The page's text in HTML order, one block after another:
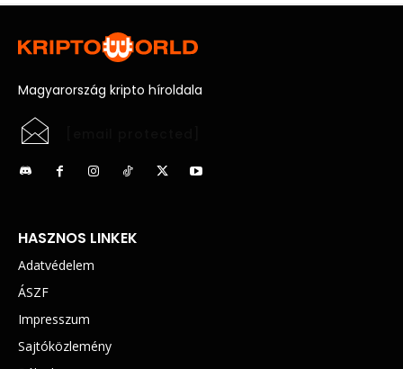
Magyarország kripto híroldala
HASZNOS LINKEK
Adatvédelem
ÁSZF
Impresszum
Sajtóközlemény